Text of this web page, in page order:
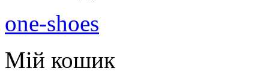
one-shoes
Мій кошик